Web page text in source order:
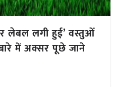
लेबल लगी हुई’ वस्तुओं
में अक्सर पूछे जाने